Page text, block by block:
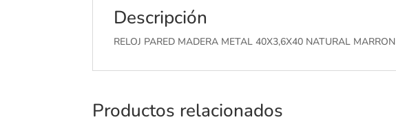
Descripción
RELOJ PARED MADERA METAL 40X3,6X40 NATURAL MARRON
Productos relacionados